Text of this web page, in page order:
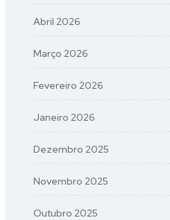
Abril 2026
Março 2026
Fevereiro 2026
Janeiro 2026
Dezembro 2025
Novembro 2025
Outubro 2025